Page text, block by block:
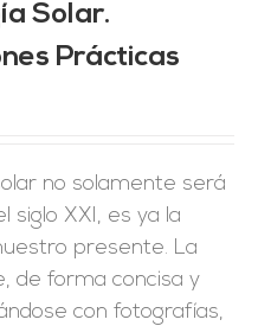
Solar.
Prácticas
no solamente será
siglo XXI, es ya la
presente. La
de forma concisa y
con fotografías,